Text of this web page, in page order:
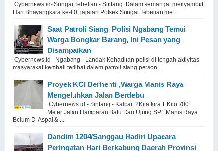
Cybernews.id- Sungai Tebelian - Sintang. Dalam semangat menyambut
Hari Bhayangkara ke-80, jajaran Polsek Sungai Tebelian me ...
Saat Patroli Siang, Polisi Ngabang Temui
Warga Bongkar Barang, Ini Pesan yang
Disampaikan
Cybernews.id - Ngabang - Landak Kehadiran polisi di tengah aktivitas
masyarakat kembali terlihat dalam patroli siang person ...
Proyek KCI Berhenti ,Warga Manis Raya
Mengeluhkan Jalan Berdebu
Cybernews.id - Sintang - Kalbar. 2Kira kira 1 Kilo 700
Meter Jalan Hamparan Batu Dari Ujung SP1 Manis Raya
Belum Di Aspal & ...
Dandim 1204/Sanggau Hadiri Upacara
Peringatan Hari Berkabung Daerah Provinsi